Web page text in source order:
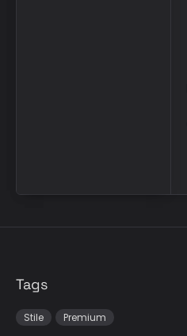
Tags
Stile Premium